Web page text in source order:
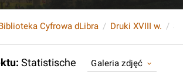
Cyfrowa dLibra Druki XVIII w.
: Statistische
Galeria zdjęć